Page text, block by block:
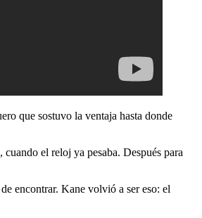
que sostuvo la ventaja hasta donde
el reloj ya pesaba. Después para
encontrar. Kane volvió a ser eso: el